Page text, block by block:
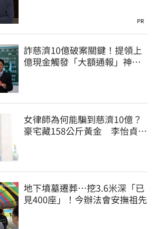
PR
詐慈濟10億破案關鍵！提領上
億現金觸發「大額通報」神鬼
女律師為何能騙到慈濟10億？
豪宅藏158公斤黃金 李怡貞驚
地下墳墓遷葬…挖3.6米深「已
見400座」！今辦法會安撫祖先